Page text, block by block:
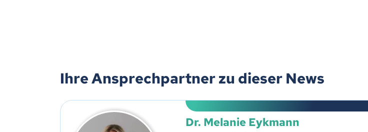
Ihre Ansprechpartner zu dieser News
Dr. Melanie Eykmann